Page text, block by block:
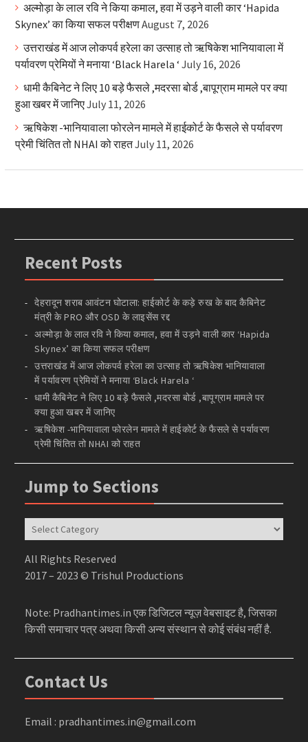
अल्मोड़ा के लाल रवि ने किया कमाल, हवा में उड़ने वाली कार ‘Hapida
Skynex’ का किया सफल परीक्षणAugust 7, 2026
उत्तराखंड में आज लोकपर्व हरेला का उत्साह तो ऋषिकेश भानियावाला में
पर्यावरण प्रेमियों ने मनाया ‘Black Harela ‘ July 16, 2026
धामी कैबिनेट ने लिए 10 बड़े फैसले ,मदरसा बोर्ड ,बापूग्राम मामले पर क्या
हुआ खबर में जानिएJuly 11, 2026
ऋषिकेश -भानियावाला फोरलेन मामले में हाईकोर्ट के फैसले से पर्यावरण
प्रेमी चिंतित तो NHAI को राहतJuly 11, 2026
Recent Posts
देहरादून शराब आवंटन घोटाला: हाईकोर्ट के कड़े रुख के बाद कैबिनेट
मंत्री के PRO और OSD के लाइसेंस रद्द
अल्मोड़ा के लाल रवि ने किया कमाल, हवा में उड़ने वाली कार ‘Hapida
Skynex’ का किया सफल परीक्षण
उत्तराखंड में आज लोकपर्व हरेला का उत्साह तो ऋषिकेश भानियावाला
में पर्यावरण प्रेमियों ने मनाया ‘Black Harela ‘
धामी कैबिनेट ने लिए 10 बड़े फैसले ,मदरसा बोर्ड ,बापूग्राम मामले पर
क्या हुआ खबर में जानिए
ऋषिकेश -भानियावाला फोरलेन मामले में हाईकोर्ट के फैसले से पर्यावरण
प्रेमी चिंतित तो NHAI को राहत
Jump to Sections
Jump
to
Sections
All Rights Reserved
2017 – 2023 © Trishul Productions
Note: Pradhantimes.in एक डिजिटल न्यूज़ वेबसाइट है, जिसका
किसी समाचार पत्र अथवा किसी अन्य संस्थान से कोई संबंध नहीं है.
Contact Us
Email : pradhantimes.in@gmail.com